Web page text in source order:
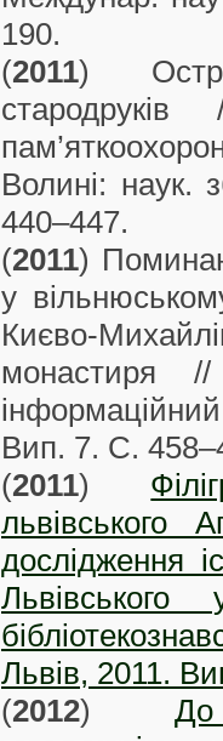
190.
(2011)
Волині: наук.
440–447.
(2011)
у
Києво-
монастиря
Вип. 7. С.
(2011)
дослідження
Львівського
Львів, 2011.
(2012)